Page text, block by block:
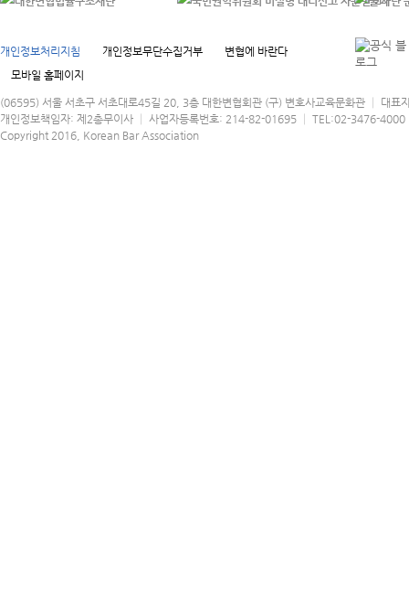
개인정보처리지침 개인정보무단수집거부
변협에 바란다
모바일 홈페이지
(06595) 서울 서초구 서초대로45길 20, 3층 대한변협회관 (구) 변호사교육문화관 │ 대표
개인정보책임자: 제2총무이사 │ 사업자등록번호: 214-82-01695 │ TEL:02-3476-
Copyright 2016, Korean Bar Association